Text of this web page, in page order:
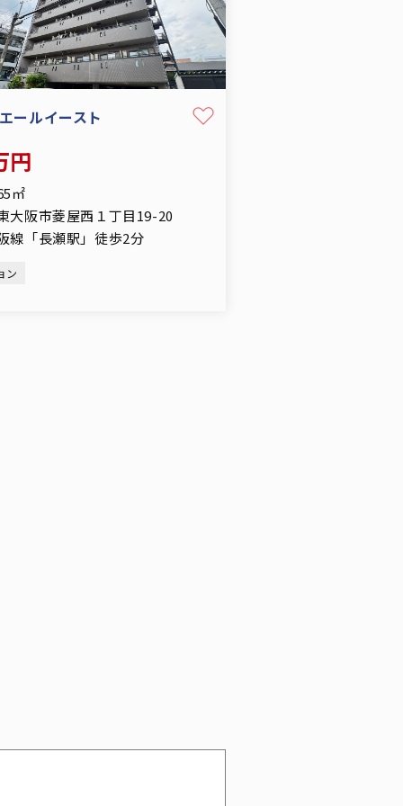
ールイースト
円
㎡
大阪市菱屋西１丁目19-20
線「長瀬駅」徒歩2分
ン